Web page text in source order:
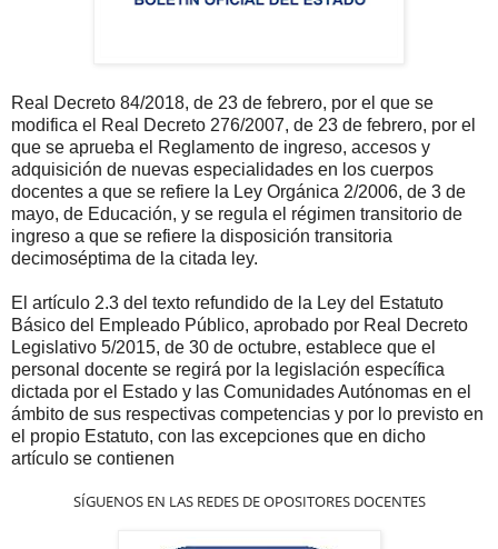
Real Decreto 84/2018, de 23 de febrero, por el que se
modifica el Real Decreto 276/2007, de 23 de febrero, por el
que se aprueba el Reglamento de ingreso, accesos y
adquisición de nuevas especialidades en los cuerpos
docentes a que se refiere la Ley Orgánica 2/2006, de 3 de
mayo, de Educación, y se regula el régimen transitorio de
ingreso a que se refiere la disposición transitoria
decimoséptima de la citada ley.
El artículo 2.3 del texto refundido de la Ley del Estatuto
Básico del Empleado Público, aprobado por Real Decreto
Legislativo 5/2015, de 30 de octubre, establece que el
personal docente se regirá por la legislación específica
dictada por el Estado y las Comunidades Autónomas en el
ámbito de sus respectivas competencias y por lo previsto en
el propio Estatuto, con las excepciones que en dicho
artículo se contienen
SÍGUENOS EN LAS REDES DE OPOSITORES DOCENTES